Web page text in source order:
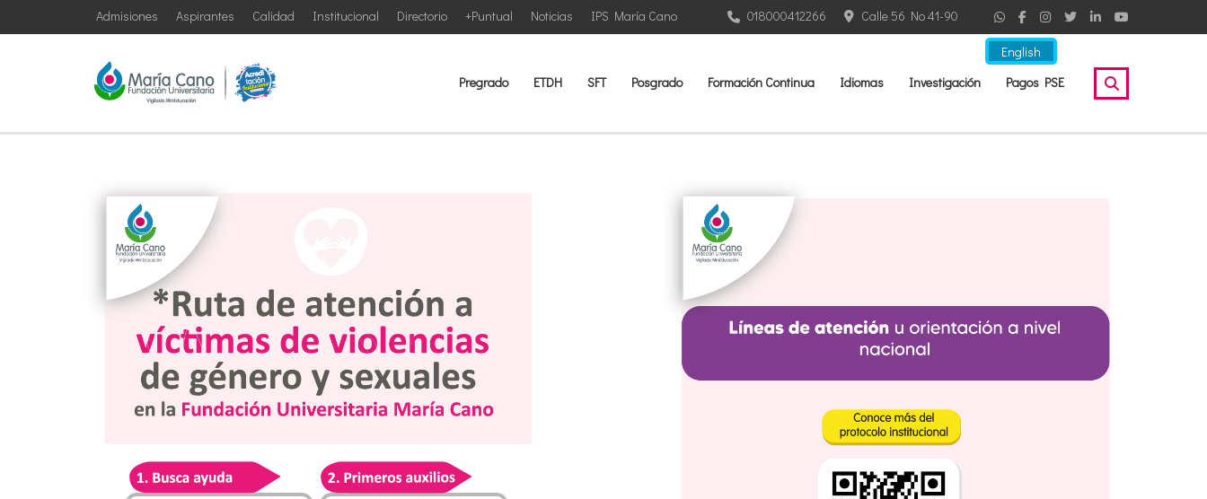
English
IPS María Cano
Noticias
+Puntual
Directorio
Institucional
Calidad
Aspirantes
Admisiones Calle 56 No 41-90
018000412266
Pregrado ETDH SFT Posgrado Formación Continua Idiomas Investigación Pagos PSE